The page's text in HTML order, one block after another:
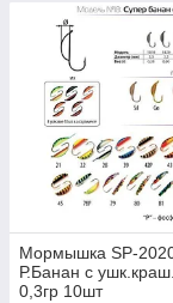
Мормышка SP-
Р.Банан с
0,3гр 10шт